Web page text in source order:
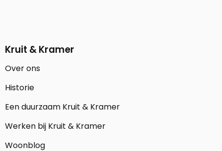
Kruit & Kramer
Over ons
Historie
Een duurzaam Kruit & Kramer
Werken bij Kruit & Kramer
Woonblog